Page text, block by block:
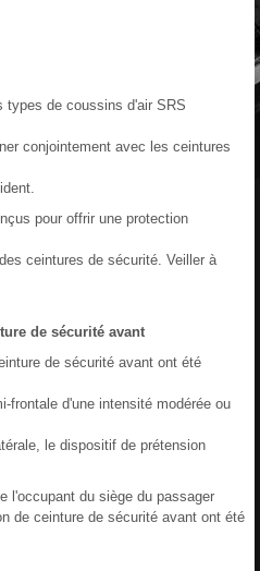
types de coussins d'air SRS
conjointement avec les ceintures
pour offrir une protection
ceintures de sécurité. Veiller à
de sécurité avant
de sécurité avant ont été
frontale d'une intensité modérée ou
le dispositif de prétension
l'occupant du siège du passager
de ceinture de sécurité avant ont été